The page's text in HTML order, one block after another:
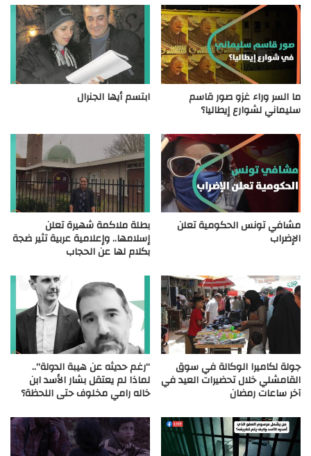
ما السر وراء غزو صور قاسم
سليماني لشوارع إيطاليا؟
ابتسم أيها الجنرال
مشافي تونس الحكومية تعلن
الإضراب
بطلة ملاكمة شهيرة تعلن
إسلامها.. وإعلامية عربية تثير ضجة
بكلام لها عن الحجاب
جولة لكاميرا الوكالة في سوق
القامشلي خلال تحضيرات العيد في
آخر ساعات رمضان
“رغم حديثه عن هيبة الدولة”..
لماذا لم يعتقل بشار الأسد ابن
خاله رامي مخلوف حتى اللحظة؟